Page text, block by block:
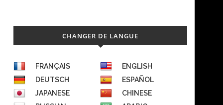
CHANGER DE LANGUE
FRANÇAIS
ENGLISH
DEUTSCH
ESPAÑOL
JAPANESE
CHINESE